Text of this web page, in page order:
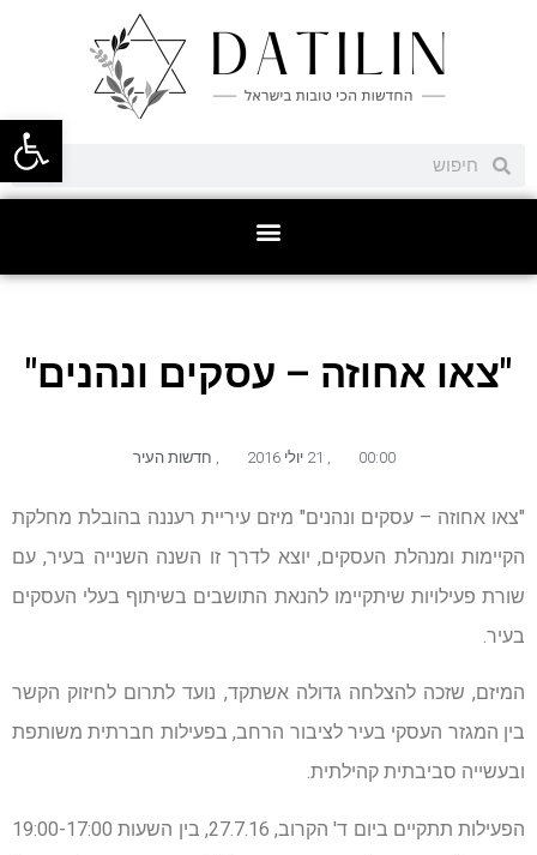
פתח
"צאו אחוזה – עסקים ונהנים"
00:00
,
, חדשות העיר
"צאו אחוזה – עסקים ונהנים" מיזם עיריית רעננה בהובלת מחלקת
הקיימות ומנהלת העסקים, יוצא לדרך זו השנה השנייה בעיר, עם
שורת פעילויות שיתקיימו להנאת התושבים בשיתוף בעלי העסקים
בעיר.
המיזם, שזכה להצלחה גדולה אשתקד, נועד לתרום לחיזוק הקשר
בין המגזר העסקי בעיר לציבור הרחב, בפעילות חברתית משותפת
ובעשייה סביבתית קהילתית.
הפעילות תתקיים ביום ד' הקרוב, 27.7.16, בין השעות 19:00-17:00